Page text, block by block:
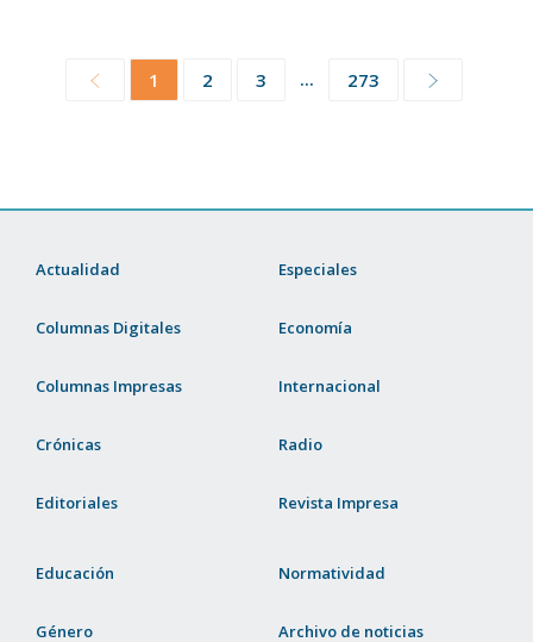
1 2 3 ... 273
Actualidad
Columnas Digitales
Columnas Impresas
Crónicas
Editoriales
Especiales
Economía
Internacional
Radio
Revista Impresa
Educación
Género
Normatividad
Archivo de noticias